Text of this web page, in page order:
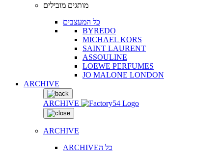
מותגים מובילים
כל המעצבים
BYREDO
MICHAEL KORS
SAINT LAURENT
ASSOULINE
LOEWE PERFUMES
JO MALONE LONDON
ARCHIVE
ARCHIVE
ARCHIVE
ARCHIVEכל ה